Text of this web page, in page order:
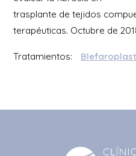
trasplante de tejidos
terapéuticas. Octubre de
Tratamientos: